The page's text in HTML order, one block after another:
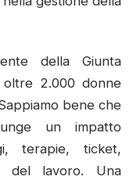
della Giunta
2.000 donne
bene che
un impatto
terapie, ticket,
del lavoro. Una